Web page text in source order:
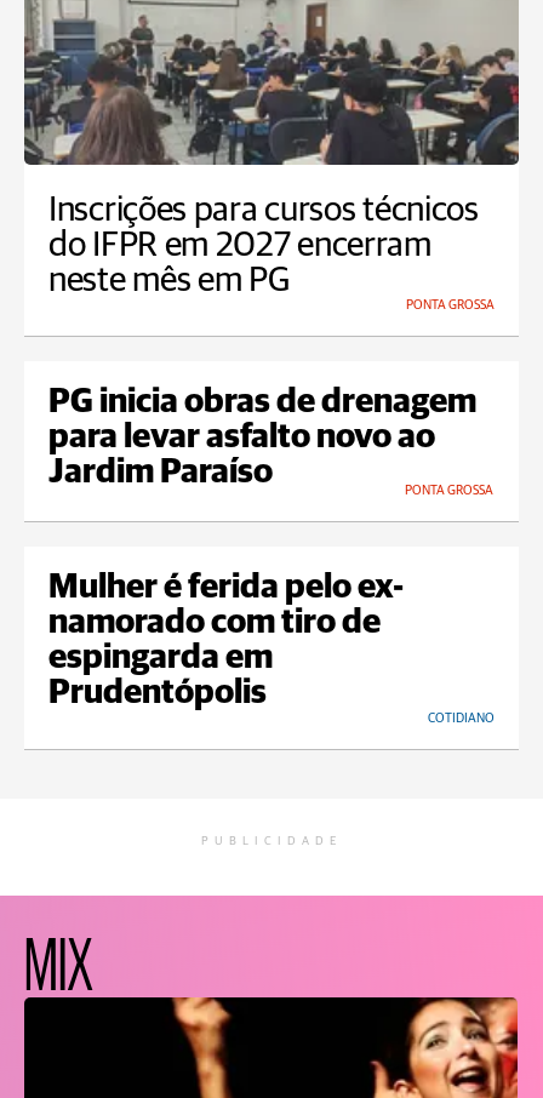
Inscrições para cursos técnicos
do IFPR em 2027 encerram
neste mês em PG
PONTA GROSSA
PG inicia obras de drenagem
para levar asfalto novo ao
Jardim Paraíso
PONTA GROSSA
Mulher é ferida pelo ex-
namorado com tiro de
espingarda em
Prudentópolis
COTIDIANO
PUBLICIDADE
MIX